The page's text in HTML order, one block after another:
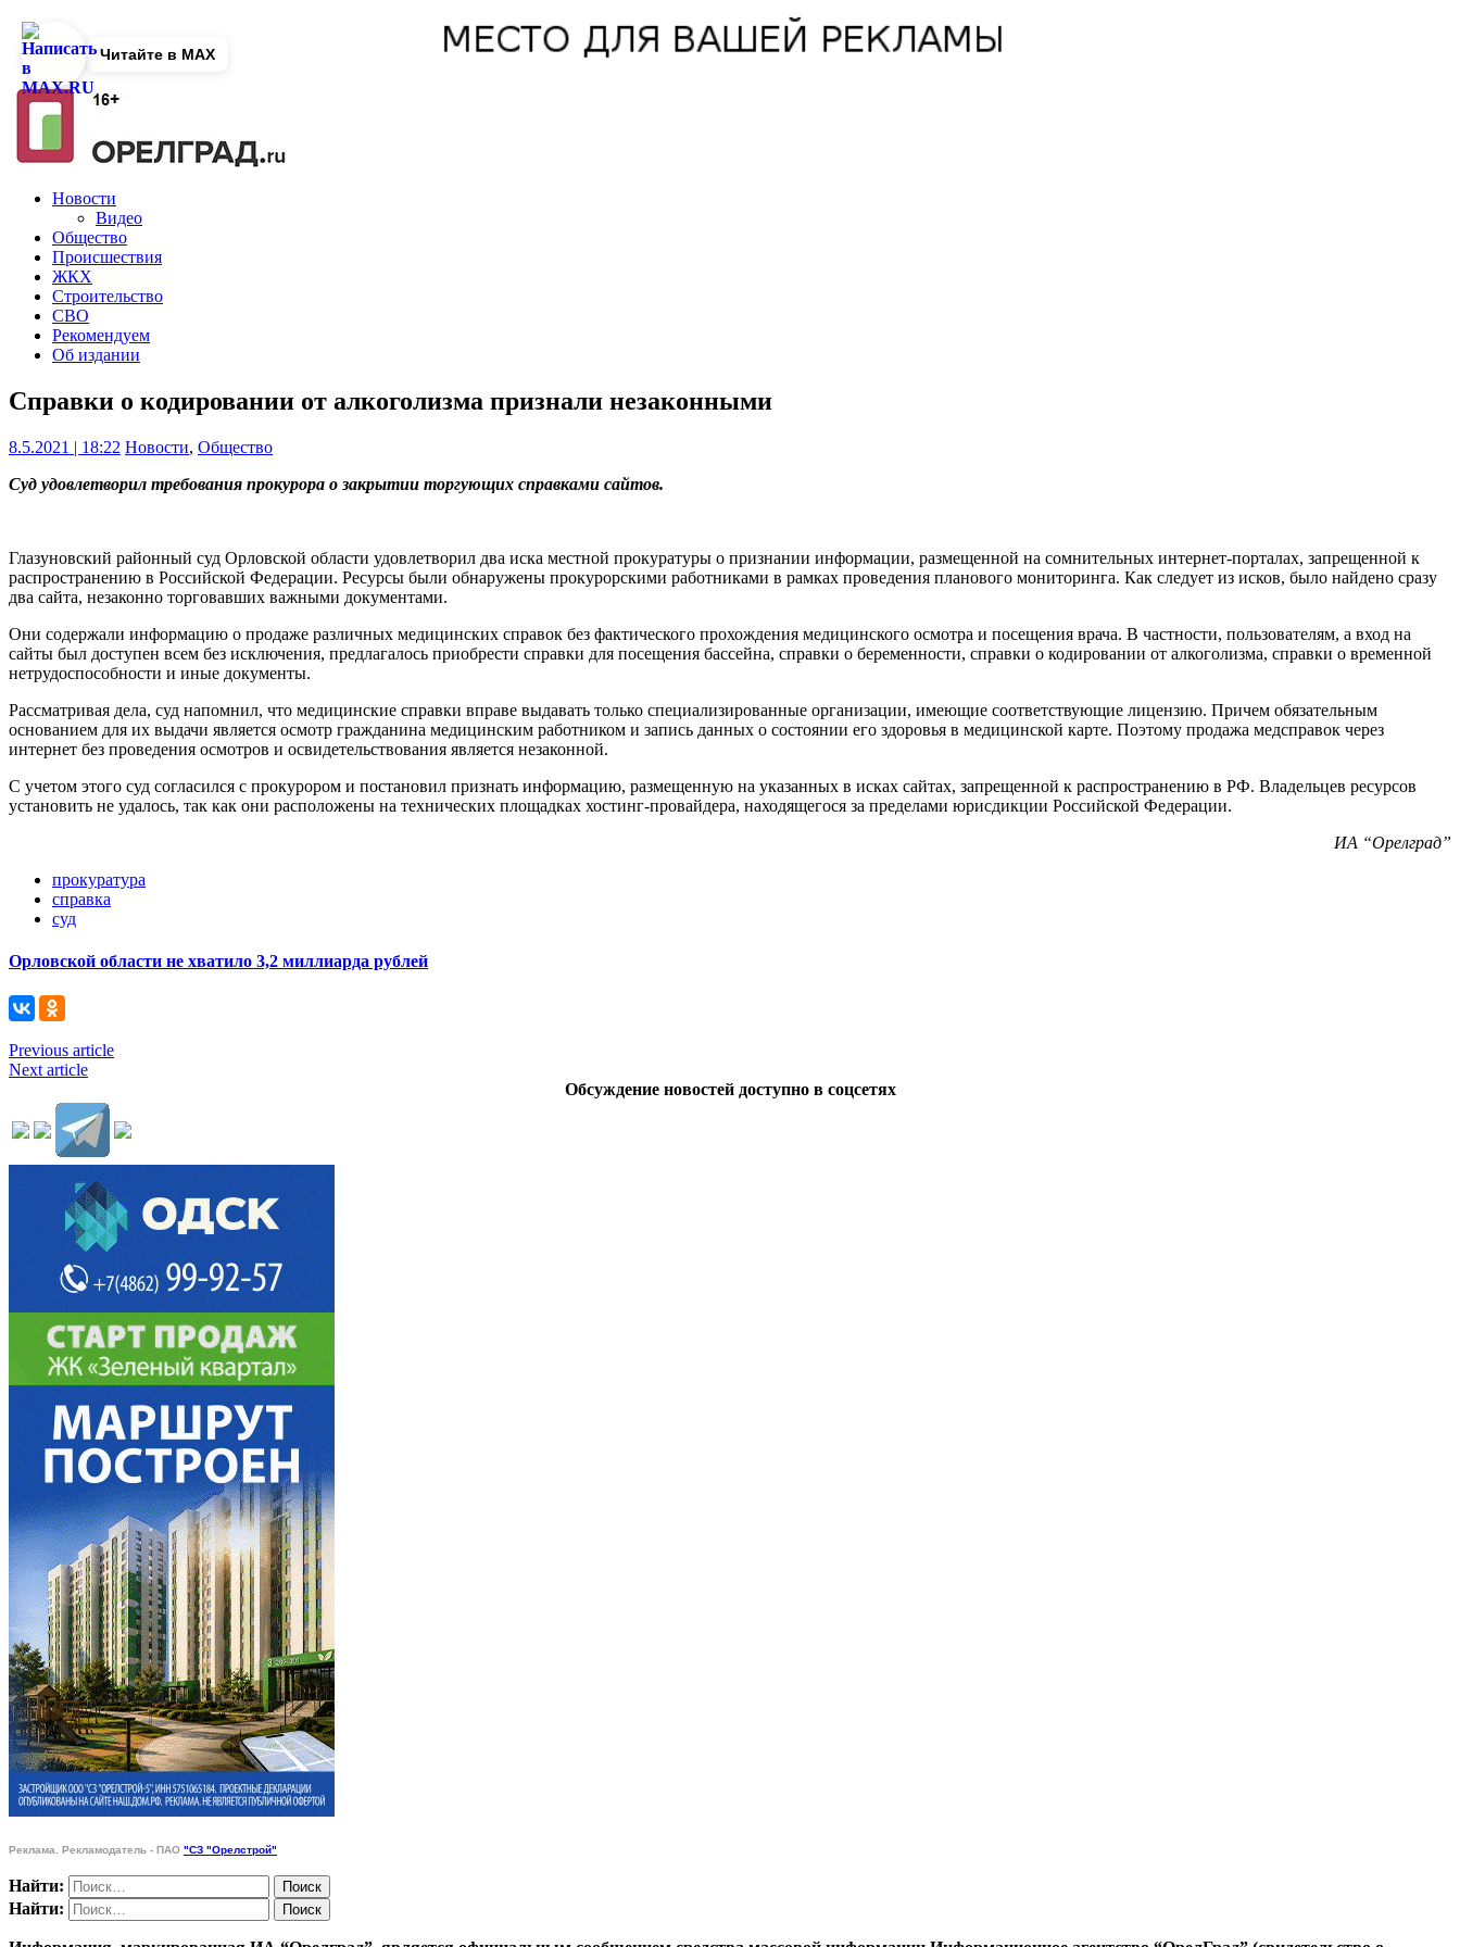
Новости
Видео
Общество
Происшествия
ЖКХ
Строительство
СВО
Рекомендуем
Об издании
Справки о кодировании от алкоголизма признали незаконными
8.5.2021 | 18:22 Новости, Общество
Суд удовлетворил требования прокурора о закрытии торгующих справками сайтов.
Глазуновский районный суд Орловской области удовлетворил два иска местной прокуратуры о признании информации, размещенной на сомнительных интернет-порталах, запрещенной к
распространению в Российской Федерации. Ресурсы были обнаружены прокурорскими работниками в рамках проведения планового мониторинга. Как следует из исков, было найдено сразу
два сайта, незаконно торговавших важными документами.
Они содержали информацию о продаже различных медицинских справок без фактического прохождения медицинского осмотра и посещения врача. В частности, пользователям, а вход на
сайты был доступен всем без исключения, предлагалось приобрести справки для посещения бассейна, справки о беременности, справки о кодировании от алкоголизма, справки о временной
нетрудоспособности и иные документы.
Рассматривая дела, суд напомнил, что медицинские справки вправе выдавать только специализированные организации, имеющие соответствующие лицензию. Причем обязательным
основанием для их выдачи является осмотр гражданина медицинским работником и запись данных о состоянии его здоровья в медицинской карте. Поэтому продажа медсправок через
интернет без проведения осмотров и освидетельствования является незаконной.
С учетом этого суд согласился с прокурором и постановил признать информацию, размещенную на указанных в исках сайтах, запрещенной к распространению в РФ. Владельцев ресурсов
установить не удалось, так как они расположены на технических площадках хостинг-провайдера, находящегося за пределами юрисдикции Российской Федерации.
ИА “Орелград”
прокуратура
справка
суд
Орловской области не хватило 3,2 миллиарда рублей
Previous article
Next article
Обсуждение новостей доступно в соцсетях
Реклама. Рекламодатель - ПАО "СЗ "Орелстрой"
Найти:
Найти:
Читайте в MAX